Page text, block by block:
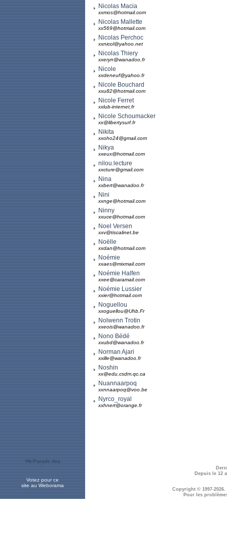
Nicolas Macia
xxmos@hotmail.com
Nicolas Mallette
xx569@hotmail.com
Nicolas Perchoc
xxnicol@yahoo.net
Nicolas Thiery
xxeryn@wanadoo.fr
Nicole
xxdeneuf@yahoo.fr
Nicole Bouchard
xxu82@hotmail.com
Nicole Ferret
xxlub-internet.fr
Nicole Schoumacker
xx@libertysurf.fr
Nikita
xxoho24@gmail.com
Nikya
xxeux@hotmail.com
nilou.lecture
xxcture@gmail.com
Nina
xxbert@wanadoo.fr
Nini
xxnge@hotmail.com
Ninny
xxuce@hotmail.com
Noel Versen
xxv@tiscalinet.be
Noëlle
xxdan@hotmail.com
Noémie
xxaes@mixmail.com
Noémie Halfen
xxee@caramail.com
Noémie Lussier
xxier@hotmail.com
Noguellou
xxoguellou@Uhb.Fr
Nolwenn Trotin
xxeois@wanadoo.fr
Nono Bédé
xxubd@wanadoo.fr
Norman Ajari
xxille@wanadoo.fr
Noshin
xx@edu.csdm.qc.ca
Nuannaarpoq
xxnnaarpoq@voo.be
Nyrco_royal
xxhnert@orange.fr
Votez pour ce
site au Weborama
Depuis le 12
Copyright © 1997-2026.
Pour les